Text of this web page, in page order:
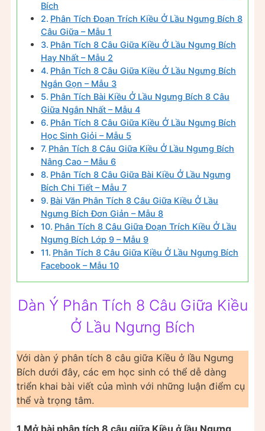
Bích
Phân Tích Đoạn Trích Kiều Ở Lầu Ngưng Bích 8
Câu Giữa – Mẫu 1
Phân Tích 8 Câu Giữa Kiều Ở Lầu Ngưng Bích
Hay Nhất – Mẫu 2
Phân Tích 8 Câu Giữa Kiều Ở Lầu Ngưng Bích
Ngắn Gọn – Mẫu 3
Phân Tích Bài Kiều Ở Lầu Ngưng Bích 8 Câu
Giữa Ngắn Nhất – Mẫu 4
Phân Tích 8 Câu Giữa Kiều Ở Lầu Ngưng Bích
Học Sinh Giỏi – Mẫu 5
Phân Tích 8 Câu Giữa Kiều Ở Lầu Ngưng Bích
Nâng Cao – Mẫu 6
Phân Tích 8 Câu Giữa Bài Kiều Ở Lầu Ngưng
Bích Chi Tiết – Mẫu 7
Bài Văn Phân Tích 8 Câu Giữa Kiều Ở Lầu
Ngưng Bích Đơn Giản – Mẫu 8
Phân Tích 8 Câu Giữa Đoạn Trích Kiều Ở Lầu
Ngưng Bích Lớp 9 – Mẫu 9
Phân Tích 8 Câu Giữa Kiều Ở Lầu Ngưng Bích
Facebook – Mẫu 10
Dàn Ý Phân Tích 8 Câu Giữa Kiều
Ở Lầu Ngưng Bích
Với dàn ý phân tích 8 câu giữa Kiều ở lầu Ngưng
Bích dưới đây, các em học sinh có thể dễ dàng
triển khai bài viết của mình với những luận điểm cụ
thể và trọng tâm.
1.Mở bài phân tích 8 câu giữa Kiều ở lầu Ngưng